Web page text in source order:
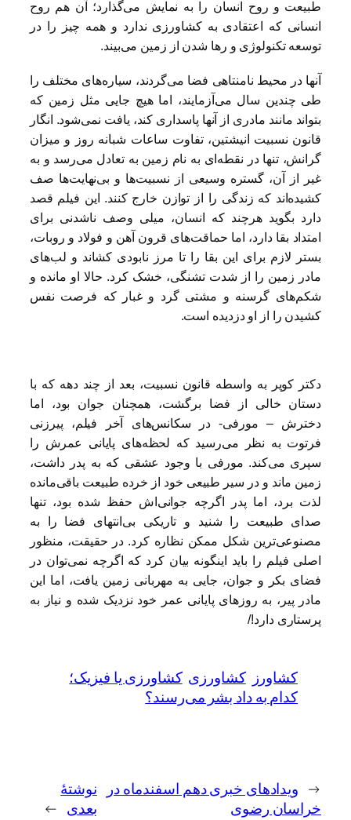
طبیعت و روح انسان را به نمایش می‌گذارد؛ آن هم روح
انسانی که اعتقادی به کشاورزی ندارد و همه چیز را در
توسعه تکنولوژی و رها شدن از زمین می‌بیند.
آنها در محیط نامنتاهی فضا می‌گردند، سیاره‌های مختلف را
طی چندین سال می‌آزمایند، اما هیچ جایی مثل زمین که
بتواند مانند مادری از آنها پاسداری کند، یافت نمی‌شود. انگار
قانون نسبیت انیشتین، تفاوت ساعات شبانه روز و میزان
گرانش، تنها در نقطه‌ای به نام زمین به تعادل می‌رسد و به
غیر از آن، گستره وسیعی از نسبیت‌ها و بی‌نهایت‌ها صف
کشیده‌اند که زندگی را از توازن خارج کنند. این فیلم قصد
دارد بگوید هرچند که انسان، میلی وصف ناشدنی برای
امتداد بقا دارد، اما حماقت‌های قرون آهن و فولاد و روبات،
بستر لازم برای این بقا را تا مرز نابودی کشاند و لب‌های
مادر زمین را از شدت تشنگی، خشک کرد. حالا او مانده و
شکم‌های گرسنه و مشتی گرد و غبار که فرصت نفس
کشیدن را از او دزدیده است.
دکتر کوپر به واسطه قانون نسبیت، بعد از چند دهه که با
دستان خالی از فضا برگشت، همچنان جوان بود، اما
دخترش – مورفی- در سکانس‌های آخر فیلم، پیرزنی
فرتوت به نظر می‌رسید که لحظه‌های پایانی عمرش را
سپری می‌کند. مورفی با وجود عشقی که به پدر داشت،
زمین ماند و در سیر طبیعی خود از خرده طبیعت باقی‌مانده
لذت برد، اما پدر اگرچه جوانی‌اش حفظ شده بود، تنها
صدای طبیعت را شنید و تاریکی بی‌انتهای فضا را به
مصنوعی‌ترین شکل ممکن نظاره کرد. در حقیقت، منظور
اصلی فیلم را باید اینگونه بیان کرد که اگرچه نمی‌توان در
فضای بکر و جوان، جایی به مهربانی زمین یافت، اما این
مادر پیر، به روزهای پایانی عمر خود نزدیک شده و نیاز به
پرستاری دارد!/
کشاورز کشاورزی کشاورزی یا فیزیک؛
کدام به داد بشر می‌رسند؟
← ویدادهای خبری دهم اسفندماه در
خراسان رضوی
نوشتهٔ
بعدی →